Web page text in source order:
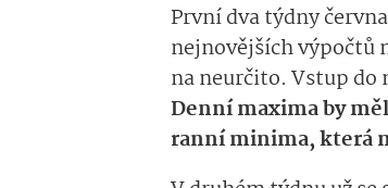
První dva týdny
nejnovějších výpočtů
na neurčito. Vstup
Denní maxima by
ranní minima, která